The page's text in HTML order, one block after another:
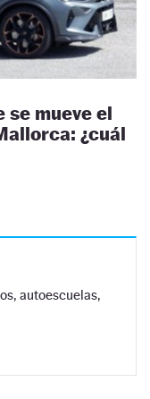
se mueve el
¿cuál
autoescuelas,